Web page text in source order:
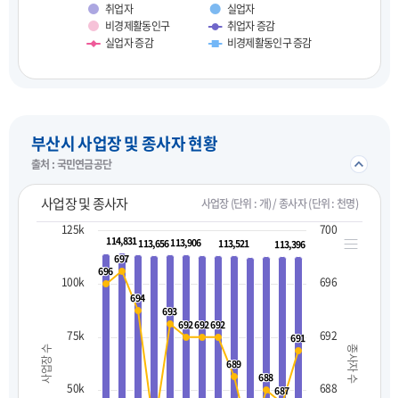
취업자
실업자
비경제활동인구
취업자 증감
실업자 증감
비경제활동인구 증감
부산시 사업장 및 종사자 현황
출처 : 국민연금공단 접기/
사업장 및 종사자 사업장 (단위 : 개) / 종사자 (단위 : 천명)
사업장 수 종사자 수
113,396
113,396
113,521
113,521
113,906
113,906
113,656
113,656
114,831
114,831
691
691
687
687
688
688
689
689
692
692
692
692
692
692
693
693
694
694
697
697
696
696
50k
75k
100k
125k
688
692
696
700